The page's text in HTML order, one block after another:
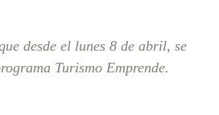
desde el lunes 8 de abril, se
Turismo Emprende.